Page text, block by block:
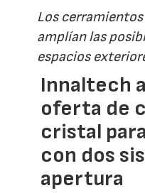
Los
amplían las
espacios
Innaltech
oferta de
cristal
con dos
apertura